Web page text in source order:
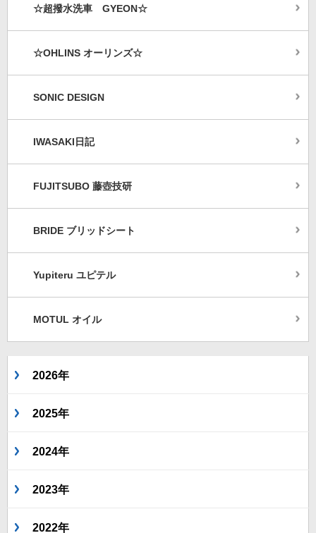
☆超撥水洗車 GYEON☆
☆OHLINS オーリンズ☆
SONIC DESIGN
IWASAKI日記
FUJITSUBO 藤壺技研
BRIDE ブリッドシート
Yupiteru ユピテル
MOTUL オイル
2026年
2025年
2024年
2023年
2022年